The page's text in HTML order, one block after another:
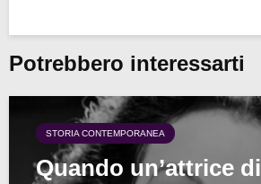
Potrebbero interessarti
STORIA CONTEMPORANEA
Quando un’attrice di